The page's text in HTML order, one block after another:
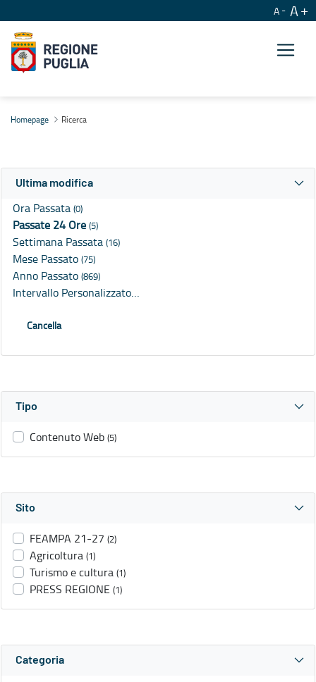
A A
Homepage Ricerca
Ultima modifica
Ora Passata (0)
Passate 24 Ore (5)
Settimana Passata (16)
Mese Passato (75)
Anno Passato (869)
Intervallo Personalizzato…
Cancella
Tipo
Contenuto Web (5)
Sito
FEAMPA 21-27 (2)
Agricoltura (1)
Turismo e cultura (1)
PRESS REGIONE (1)
Categoria